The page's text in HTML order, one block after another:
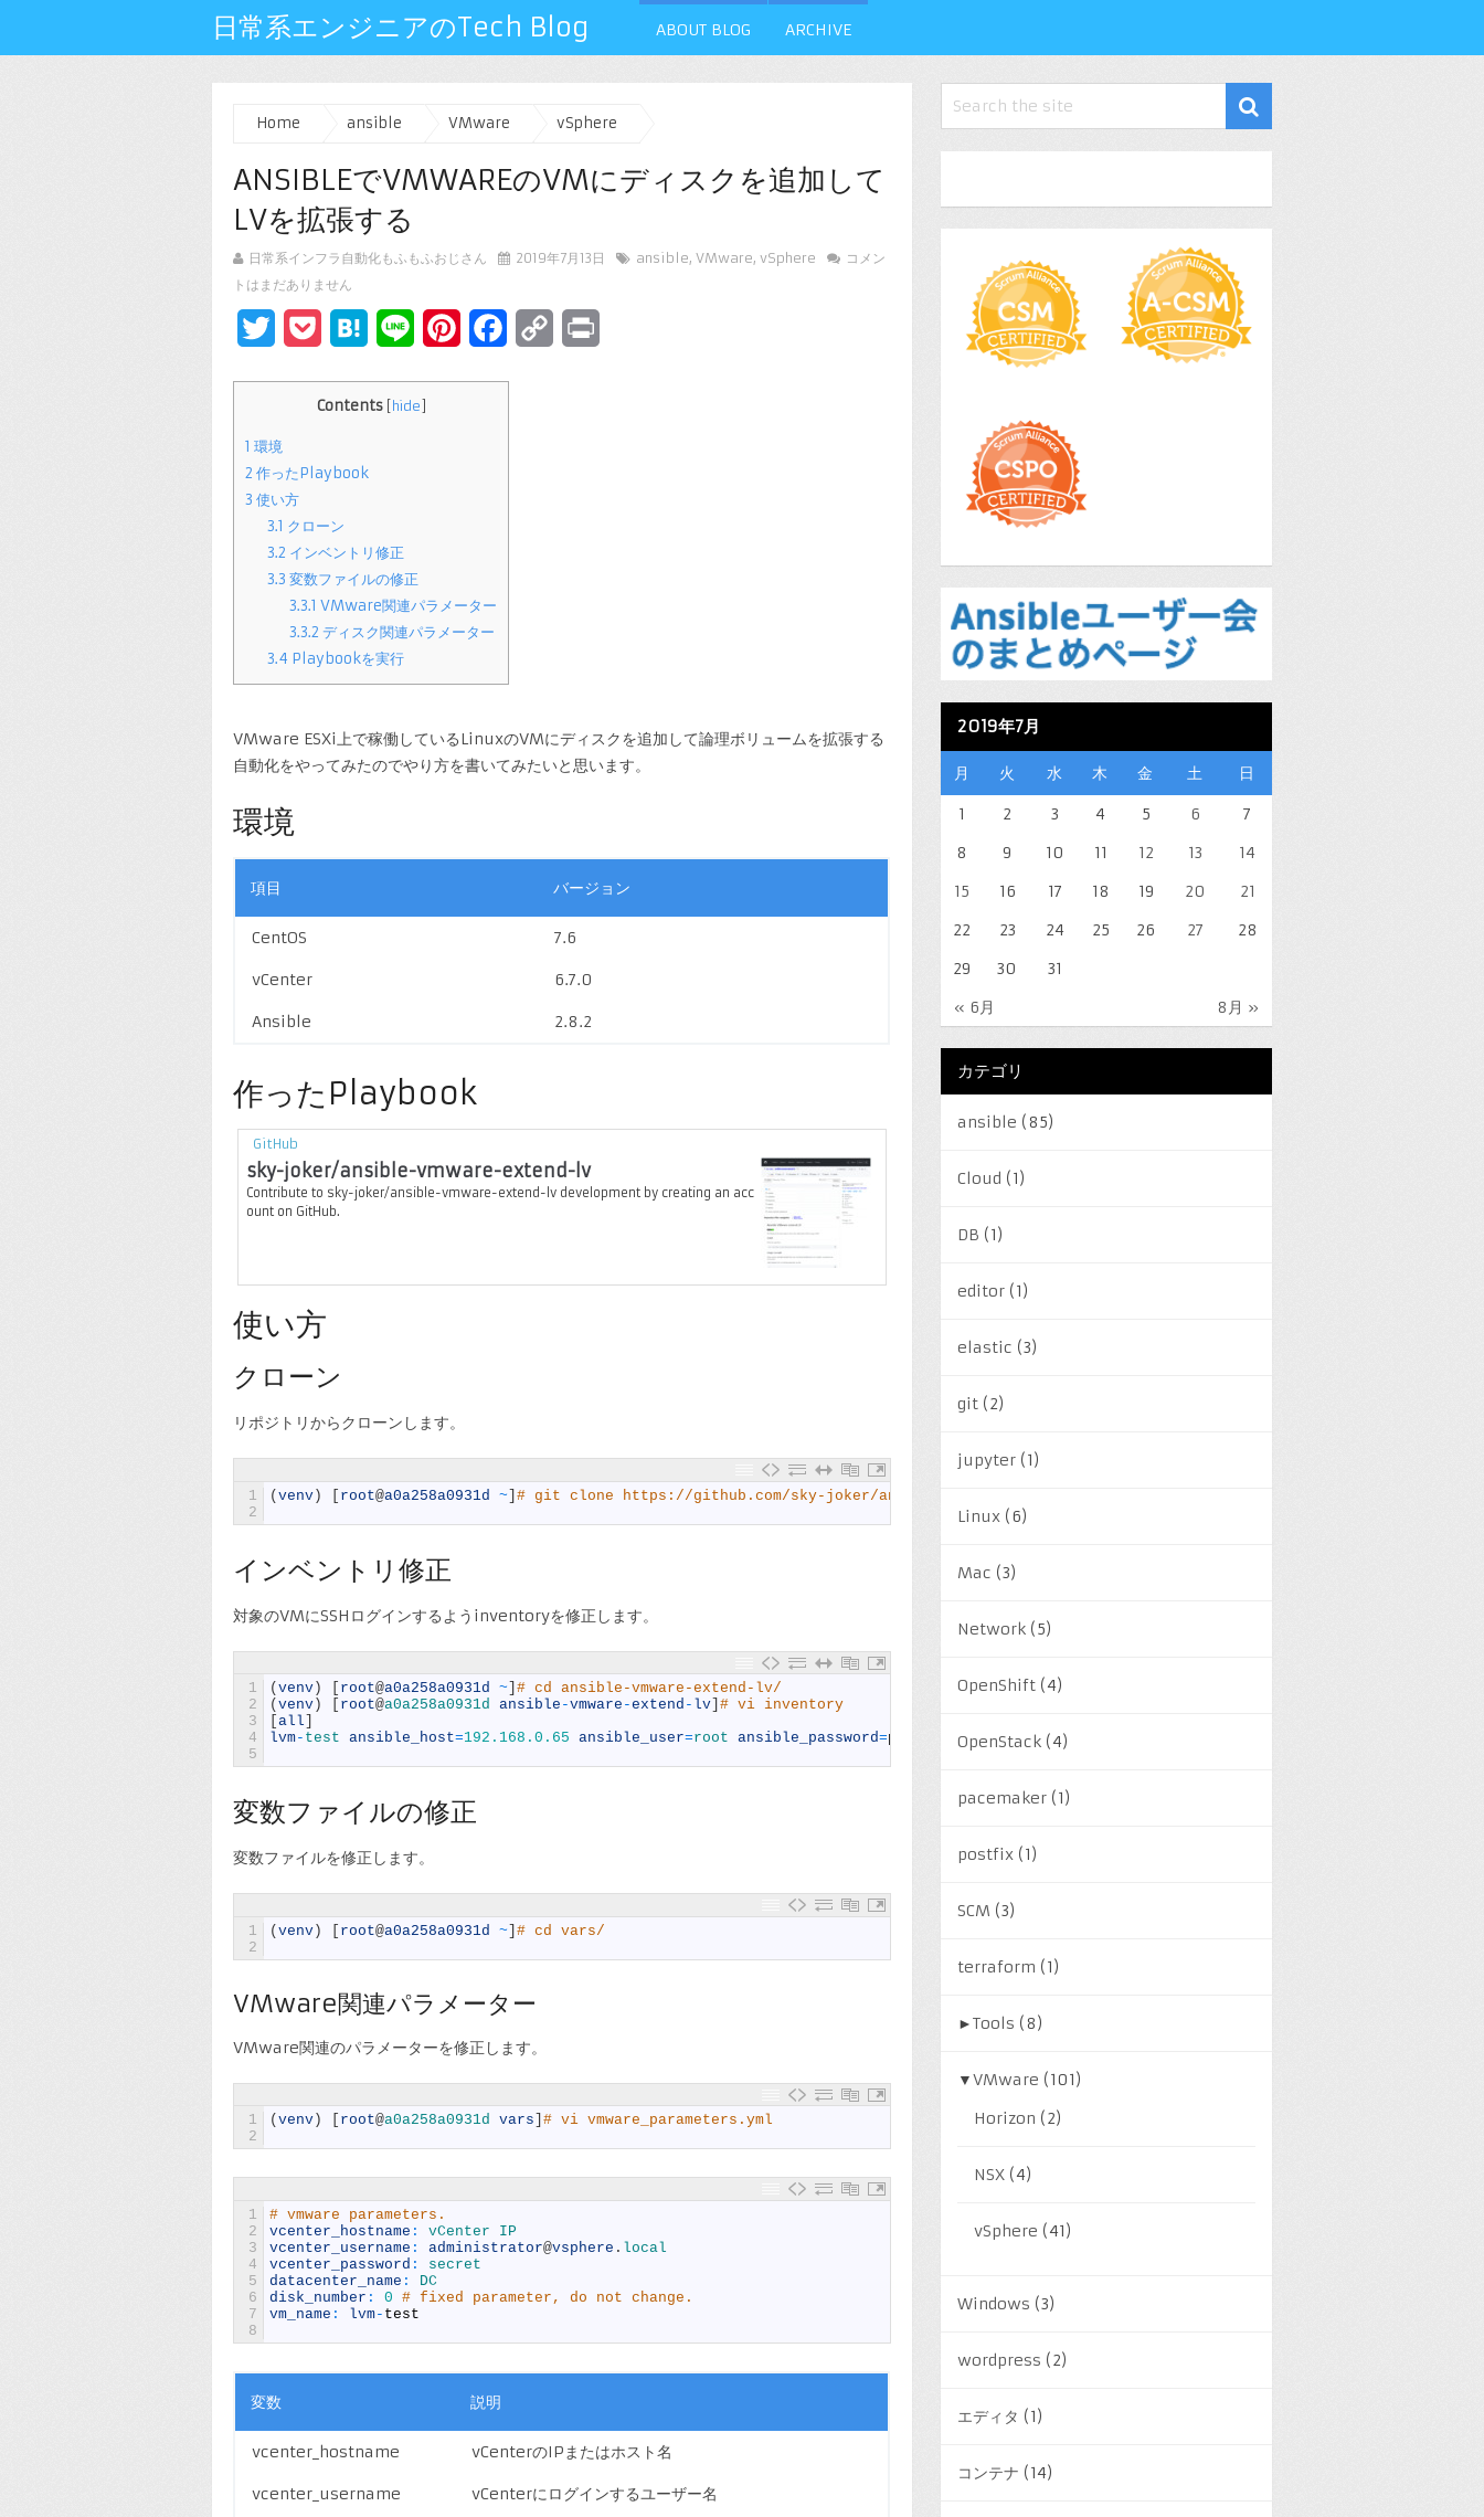
日常系エンジニアのTech Blog ABOUT BLOG ARCHIVE
Home ansible VMware vSphere
ANSIBLEでVMWAREのVMにディスクを追加して
LVを拡張する
日常系インフラ自動化もふもふおじさん 2019年7月13日 ansible, VMware, vSphere
コメン
トはまだありません
TwitterPocketHatenaLine PinterestFacebook
Copy
Contents hide
1 環境
2 作ったPlaybook
3 使い方
3.1 クローン
3.2 インベントリ修正
3.3 変数ファイルの修正
3.3.1 VMware関連パラメーター
3.3.2 ディスク関連パラメーター
3.4 Playbookを実行
VMware ESXi上で稼働しているLinuxのVMにディスクを追加して論理ボリュームを拡張する
自動化をやってみたのでやり方を書いてみたいと思います。
環境
項目 バージョン
CentOS 7.6
vCenter 6.7.0
Ansible 2.8.2
作ったPlaybook
GitHub
sky-joker/ansible-vmware-extend-lv
Contribute to sky-joker/ansible-vmware-extend-lv development by creating an acc
ount on GitHub.
使い方
クローン
リポジトリからクローンします。
1
2
( venv ) root@a0a258a0931d ~ # git clone https://github.com/sky-joker/ansible-vmware-extend-lv.git
インベントリ修正
対象のVMにSSHログインするようinventoryを修正します。
1
2
3
4
5
( venv ) root@a0a258a0931d ~ # cd ansible-vmware-extend-lv/
( venv ) root@a0a258a0931d ansible -vmware -extend - lv # vi inventory
all
lvm- test ansible_host=192.168.0.65 ansible_user=root ansible_password=password
変数ファイルの修正
変数ファイルを修正します。
1
2
( venv ) root@a0a258a0931d ~ # cd vars/
VMware関連パラメーター
VMware関連のパラメーターを修正します。
1
2
( venv ) root@a0a258a0931d vars # vi vmware_parameters.yml
1
2
3
4
5
6
7
8
# vmware parameters.
vcenter_hostname : vCenter IP
vcenter_username : administrator@vsphere . local
vcenter_password :
secret
datacenter_name :
DC
disk_number : 0 # fixed parameter, do not change.
vm_name : lvm- test
変数 説明
vcenter_hostname vCenterのIPまたはホスト名
vcenter_username vCenterにログインするユーザー名
2019年7月
月 火 水 木 金 土 日
« 6月 8月 »
1 2 3 4 5 6
7
8
9 10 11 12 13
14
15
16 17 18 19 20
21
22
23 24 25 26 27
28
29
30 31
カテゴリ
ansible (85)
Cloud (1)
DB (1)
editor (1)
elastic (3)
git (2)
jupyter (1)
Linux (6)
Mac (3)
Network (5)
OpenShift (4)
OpenStack (4)
pacemaker (1)
postfix (1)
SCM (3)
terraform (1)
►Tools (8)
▼VMware (101)
Horizon (2)
NSX (4)
vSphere (41)
Windows (3)
wordpress (2)
エディタ (1)
コンテナ (14)